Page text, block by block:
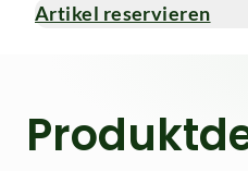
Artikel reservieren